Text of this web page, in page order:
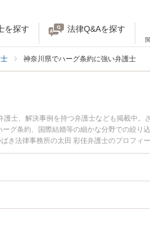
を探す 法律Q&Aを探す
神奈川県でハーグ条約に強い弁護士
士、解決事例を持つ弁護士なども掲載中。
グ条約、国際結婚等の細かな分野での絞り
き法律事務所の太田 彩佳弁護士のプロフィ
談したい』『ハーグ条約のトラブル解決の
困りの相談者さんにおすすめです。